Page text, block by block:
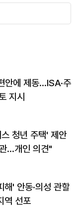
안에 제동…ISA·주
지시
청년 주택' 제안
…개인 의견"
' 안동·의성 관할
역 선포